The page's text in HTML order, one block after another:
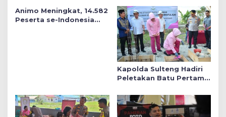
Sosial dalam Kebijakan
Publik
Daerah
Animo Meningkat, 14.582
Peserta se-Indonesia
Kapolda Sulteng Hadiri
Peletakan Batu Pertama
di Sekolah YKB